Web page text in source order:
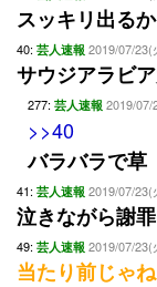
スッキリ出る
40: 芸人速報 2019/07/
サウジアラビ
277: 芸人速報 2019/07/
>>40
バラバラで草
41: 芸人速報 2019/07/23(
泣きながら謝
49: 芸人速報 2019/07/23(
当たり前じゃ